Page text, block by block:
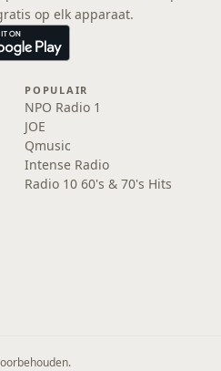
op elk apparaat.
POPULAIR
NPO Radio 1
JOE
Qmusic
Intense Radio
Radio 10 60's & 70's Hits